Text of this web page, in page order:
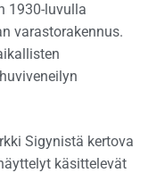
1930-luvulla
varastorakennus.
Sigynistä kertova
käsittelevät